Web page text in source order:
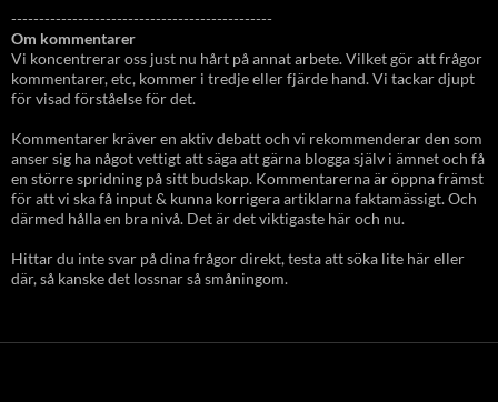
-----------------------------------------------
Om kommentarer
Vi koncentrerar oss just nu hårt på annat arbete. Vilket gör att frågor
kommentarer, etc, kommer i tredje eller fjärde hand. Vi tackar djupt
för visad förståelse för det.
Kommentarer kräver en aktiv debatt och vi rekommenderar den som
anser sig ha något vettigt att säga att gärna blogga själv i ämnet och få
en större spridning på sitt budskap. Kommentarerna är öppna främst
för att vi ska få input & kunna korrigera artiklarna faktamässigt. Och
därmed hålla en bra nivå. Det är det viktigaste här och nu.
Hittar du inte svar på dina frågor direkt, testa att söka lite här eller
där, så kanske det lossnar så småningom.